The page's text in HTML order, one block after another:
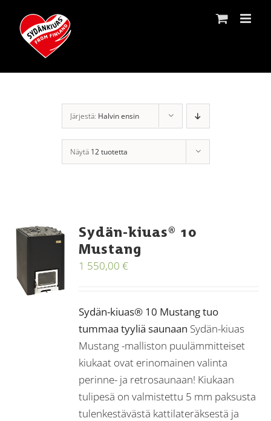
content
Järjestä: Halvin ensin
Näytä 12 tuotetta
Sydän-kiuas® 10
Mustang
1 550,00€
Sydän-kiuas® 10 Mustang tuo
tummaa tyyliä saunaan Sydän-kiuas
Mustang -malliston puulämmitteiset
kiukaat ovat erinomainen valinta
perinne- ja retrosaunaan! Kiukaan
tulipesä on valmistettu 5 mm paksusta
tulenkestävästä kattilateräksestä ja